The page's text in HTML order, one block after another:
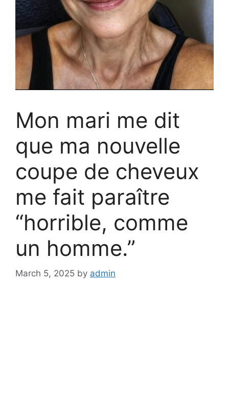
Mon mari me dit
que ma nouvelle
coupe de cheveux
me fait paraître
“horrible, comme
un homme.”
March 5, 2025 by admin